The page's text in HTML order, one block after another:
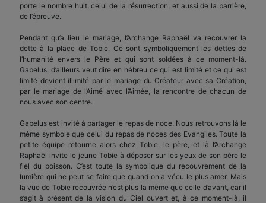
porte le nombre huit, celui de la résurrection, et aussi de la barrière,
de l’épreuve.
Pendant qu’a lieu le mariage, l’Archange Raphaël va recouvrer la
dette à la place de Tobie. Ce sont symboliquement les dettes de
l’humanité envers le Père et qui sont soldées à ce moment-là.
Gabelus, d’ailleurs veut dire en hébreu ce qui est limité et ce qui est
limité devient illimité par le mariage du Créateur avec sa Création,
par le mariage de l’Aimé avec l’Aimée, la rencontre de chacun de
nous avec son centre.
Gabelus est invité à partager le repas de noce. Nous retrouvons là le
même symbole que celui du repas de noces des Evangiles. Toute la
petite équipe retourne alors chez Tobie, le père, et là l’Archange
Raphaël invite le jeune Tobie à déposer sur les yeux de son père le
fiel du poisson. C’est toute la symbolique du recouvrement de la
lumière qui ne peut se faire que quand on a vécu le plus amer. Mais
la vue de Tobie recouvrée n’est plus la même que celle d’avant, car il
s’agit à présent de la vision du Ciel ouvert et, à ce moment-là, il